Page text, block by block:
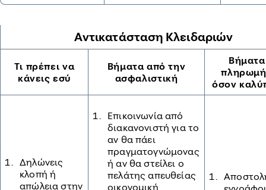
Αντικατάσταση Κλειδαριών
Τι πρέπει να
κάνεις εσύ
Βήματα από την
ασφαλιστική
Βήματα
όσον
Δηλώνεις
κλοπή ή
απώλεια στην
Επικοινωνία από
διακανονιστή για το
αν θα πάει
πραγματογνώμονας
ή αν θα στείλει ο
πελάτης απευθείας
οικονομική